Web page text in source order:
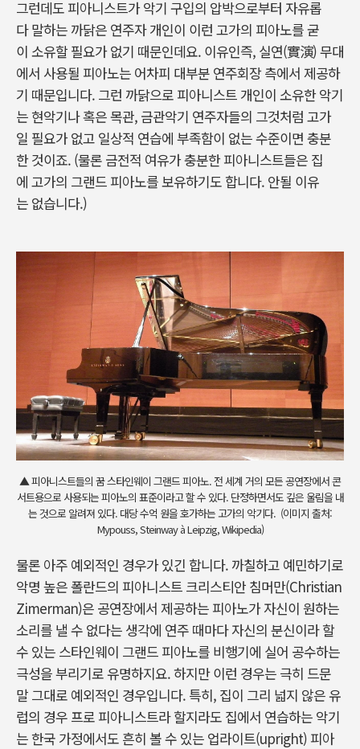
그런데도 피아니스트가 악기 구입의 압박으로부터 자유롭
다 말하는 까닭은 연주자 개인이 이런 고가의 피아노를 굳
이 소유할 필요가 없기 때문인데요. 이유인즉, 실연(實演) 무대
에서 사용될 피아노는 어차피 대부분 연주회장 측에서 제공하
기 때문입니다. 그런 까닭으로 피아니스트 개인이 소유한 악기
는 현악기나 혹은 목관, 금관악기 연주자들의 그것처럼 고가
일 필요가 없고 일상적 연습에 부족함이 없는 수준이면 충분
한 것이죠. (물론 금전적 여유가 충분한 피아니스트들은 집
에 고가의 그랜드 피아노를 보유하기도 합니다. 안될 이유
는 없습니다.)
▲ 피아니스트들의 꿈 스타인웨이 그랜드 피아노. 전 세계 거의 모든 공연장에서 콘
서트용으로 사용되는 피아노의 표준이라고 할 수 있다. 단정하면서도 깊은 울림을 내
는 것으로 알려져 있다. 대당 수억 원을 호가하는 고가의 악기다. (이미지 출처:
Mypouss, Steinway à Leipzig, Wikipedia)
물론 아주 예외적인 경우가 있긴 합니다. 까칠하고 예민하기로
악명 높은 폴란드의 피아니스트 크리스티안 침머만(Christian
Zimerman)은 공연장에서 제공하는 피아노가 자신이 원하는
소리를 낼 수 없다는 생각에 연주 때마다 자신의 분신이라 할
수 있는 스타인웨이 그랜드 피아노를 비행기에 실어 공수하는
극성을 부리기로 유명하지요. 하지만 이런 경우는 극히 드문
말 그대로 예외적인 경우입니다. 특히, 집이 그리 넓지 않은 유
럽의 경우 프로 피아니스트라 할지라도 집에서 연습하는 악기
는 한국 가정에서도 흔히 볼 수 있는 업라이트(upright) 피아